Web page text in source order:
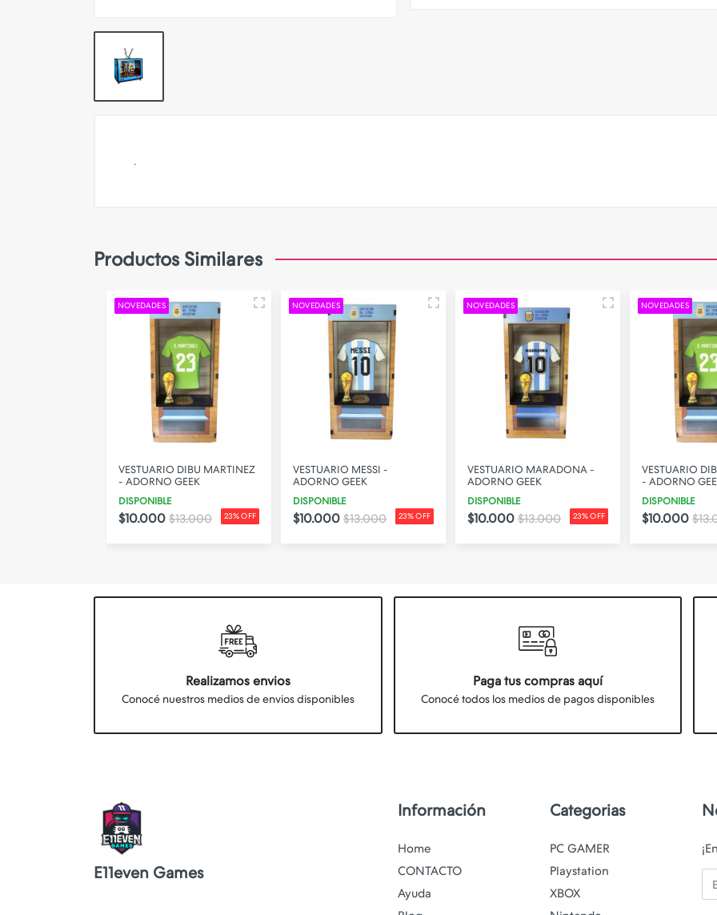
Notebooks
Perifericos PC
2X1 DIGITALES PS4/PS5
Iluminacion
PERSONALIZA TU FUNDA!
.
Productos Similares
NOVEDADES
VESTUARIO DIBU MARTINEZ
- ADORNO GEEK
DISPONIBLE
23% OFF
$10.000 $13.000
NOVEDADES
VESTUARIO MESSI -
ADORNO GEEK
DISPONIBLE
23% OFF
$10.000 $13.000
NOVEDADES
VESTUARIO MARADONA -
ADORNO GEEK
DISPONIBLE
23% OFF
$10.000 $13.000
NOVEDADES
VESTUARIO
- ADORNO
DISPONIBLE
$10.000
Realizamos envios
Conocé nuestros medios de envios disponibles
Paga tus compras aquí
Conocé todos los medios de pagos disponibles
E11even Games
Información
Home
CONTACTO
Ayuda
Categorias
PC GAMER
Playstation
XBOX